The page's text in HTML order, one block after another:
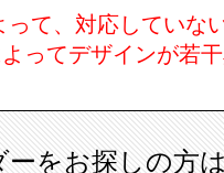
て、対応していな
ってデザインが若
ーをお探しの方